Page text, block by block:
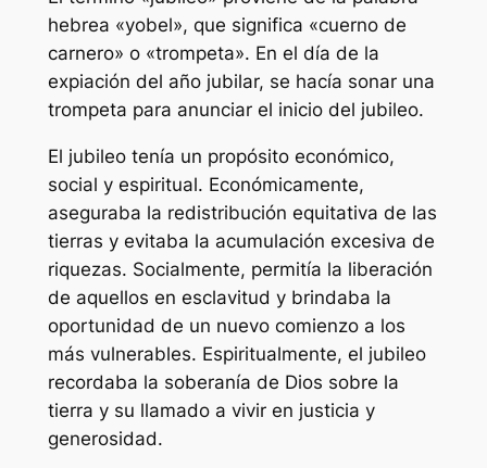
hebrea «yobel», que significa «cuerno de
carnero» o «trompeta». En el día de la
expiación del año jubilar, se hacía sonar una
trompeta para anunciar el inicio del jubileo.
El jubileo tenía un propósito económico,
social y espiritual. Económicamente,
aseguraba la redistribución equitativa de las
tierras y evitaba la acumulación excesiva de
riquezas. Socialmente, permitía la liberación
de aquellos en esclavitud y brindaba la
oportunidad de un nuevo comienzo a los
más vulnerables. Espiritualmente, el jubileo
recordaba la soberanía de Dios sobre la
tierra y su llamado a vivir en justicia y
generosidad.